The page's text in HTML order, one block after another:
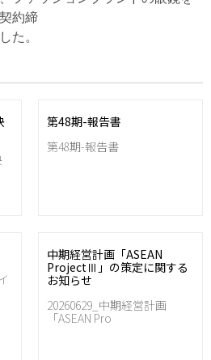
約締
た。
第48期-報告書
第48期-報告書
中期経営計画「ASEAN
ProjectⅢ」の策定に関する
お知らせ
20260629_中期経営計画
「ASEAN Pro